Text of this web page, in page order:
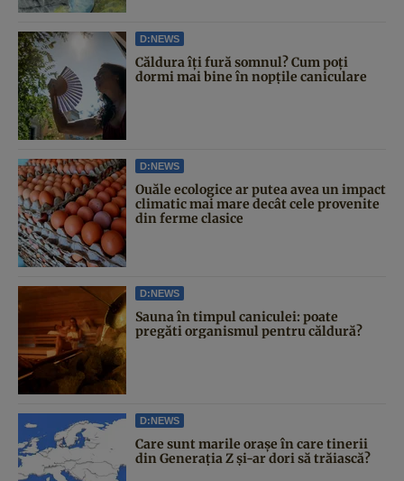
D:NEWS
Căldura îți fură somnul? Cum poți
dormi mai bine în nopțile caniculare
D:NEWS
Ouăle ecologice ar putea avea un impact
climatic mai mare decât cele provenite
din ferme clasice
D:NEWS
Sauna în timpul caniculei: poate
pregăti organismul pentru căldură?
D:NEWS
Care sunt marile orașe în care tinerii
din Generația Z și-ar dori să trăiască?